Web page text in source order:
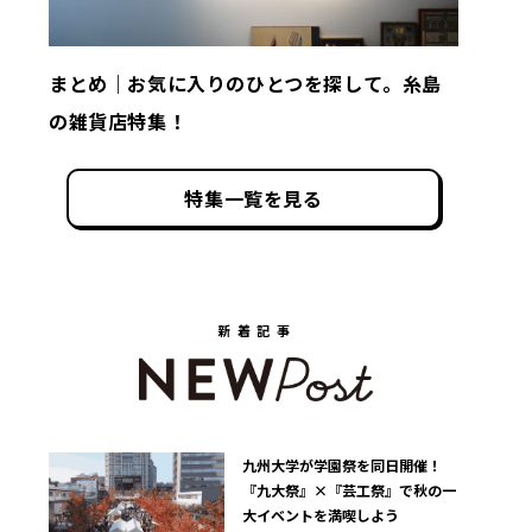
まとめ｜お気に入りのひとつを探して。糸島
の雑貨店特集！
特集一覧を見る
新着記事
九州大学が学園祭を同日開催！
『九大祭』×『芸工祭』で秋の一
大イベントを満喫しよう